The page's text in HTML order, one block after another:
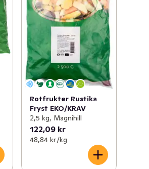
Rotfrukter Rustika
Fryst EKO/KRAV
2,5 kg, Magnihill
122,09 kr
48,84 kr /kg